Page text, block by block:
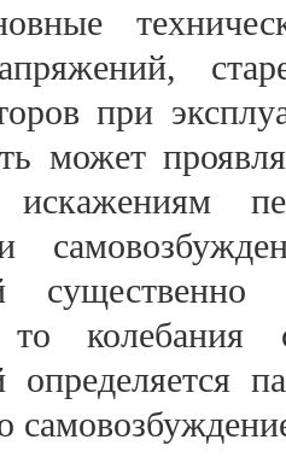
при
может
то колебания
определяется